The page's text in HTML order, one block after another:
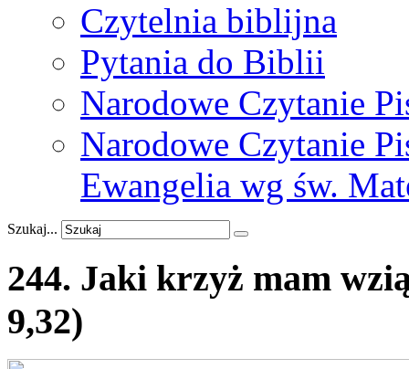
Czytelnia biblijna
Pytania do Biblii
Narodowe Czytanie
Narodowe Czytanie
Ewangelia wg św.
Szukaj...
244. Jaki krzyż mam
9,32)